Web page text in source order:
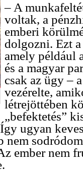
– A
voltak, a
emberi
dolgozni. Ezt
amely például
és a magyar
csak az ügy –
vezérelte,
létrejöttében
„befektetés”
ugyan
nem
ember nem